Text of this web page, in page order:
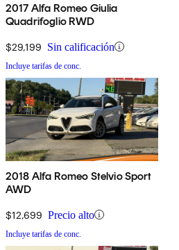
2017 Alfa Romeo Giulia
Quadrifoglio RWD
$29,199 Sin calificación
Incluye tarifas de conc.
2018 Alfa Romeo Stelvio Sport
AWD
$12,699 Precio alto
Incluye tarifas de conc.